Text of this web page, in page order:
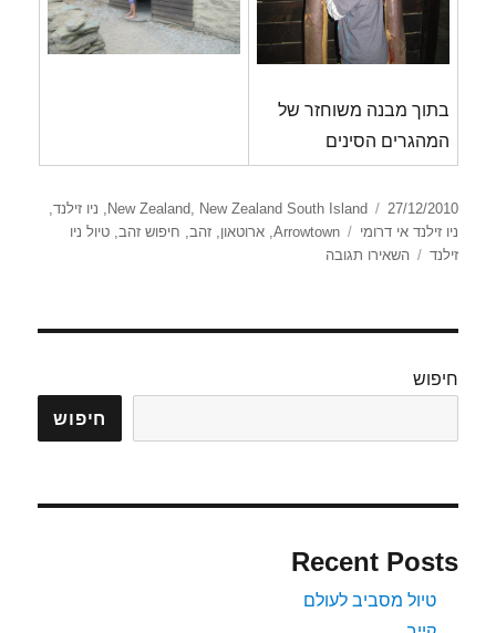
בתוך מבנה משוחזר של
המהגרים הסינים
פורסם
בתאריך
27/12/2010 קטגוריות New Zealand, New Zealand South Island
, ניו זילנד,
ניו זילנד אי דרומי
תגיות
Arrowtown
,ארוטאון,זהב, חיפוש זהב,טיול ניו
זילנד
השאירו תגובה
חיפוש
חיפוש
Recent Posts
טיול מסביב לעולם